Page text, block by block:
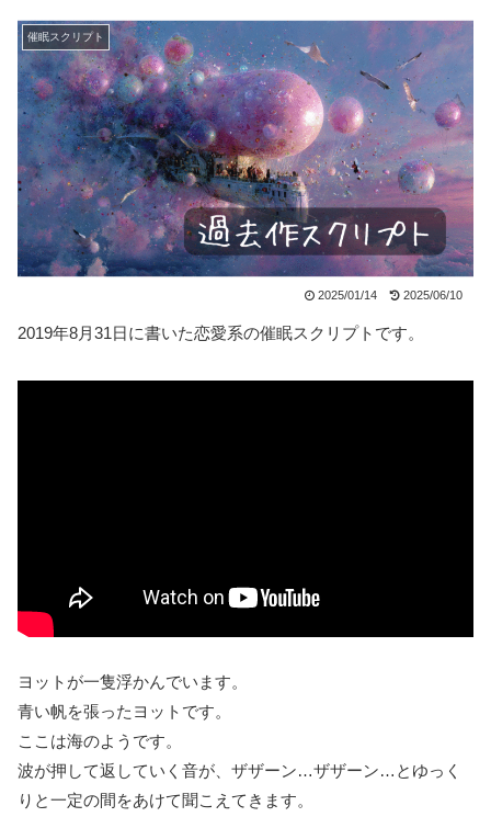
催眠スクリプト
2025/01/14 2025/06/10
2019年8月31日に書いた恋愛系の催眠スクリプトです。
ヨットが一隻浮かんでいます。
青い帆を張ったヨットです。
ここは海のようです。
波が押して返していく音が、ザザーン…ザザーン…とゆっく
りと一定の間をあけて聞こえてきます。